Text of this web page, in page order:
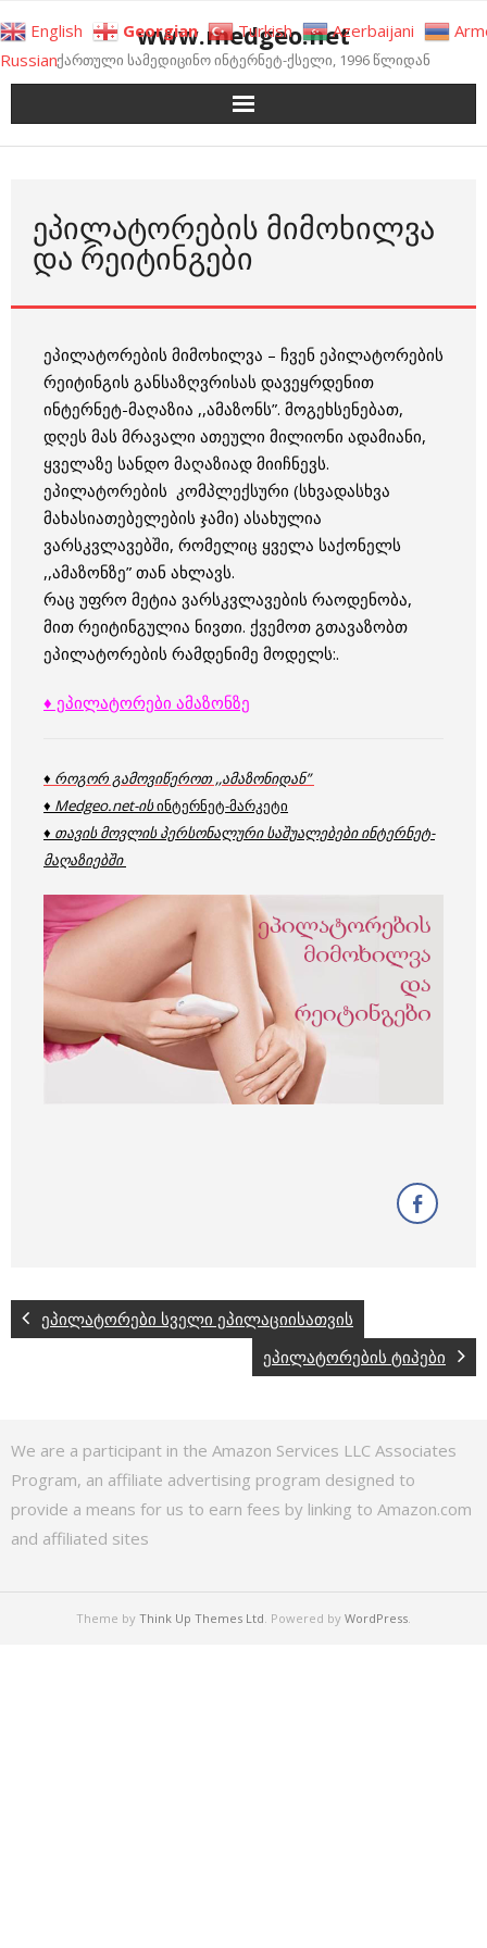
to
content
www.medgeo.net
ქართული სამედიცინო ინტერნეტ-ქსელი, 1996 წლიდან
ᲔᲞᲘᲚᲐᲢᲝᲠᲔᲑᲘᲡ ᲛᲘᲛᲝᲮᲘᲚᲕᲐ
ᲓᲐ ᲠᲔᲘᲢᲘᲜᲒᲔᲑᲘ
ეპილატორების მიმოხილვა – ჩვენ ეპილატორების
რეიტინგის განსაზღვრისას დავეყრდენით
ინტერნეტ-მაღაზია ,,ამაზონს”. მოგეხსენებათ,
დღეს მას მრავალი ათეული მილიონი ადამიანი,
ყველაზე სანდო მაღაზიად მიიჩნევს.
ეპილატორების კომპლექსური (სხვადასხვა
მახასიათებელების ჯამი) ასახულია
ვარსკვლავებში, რომელიც ყველა საქონელს
,,ამაზონზე” თან ახლავს.
რაც უფრო მეტია ვარსკვლავების რაოდენობა,
მით რეიტინგულია ნივთი. ქვემოთ გთავაზობთ
ეპილატორების რამდენიმე მოდელს:.
♦ ეპილატორები ამაზონზე
♦ როგორ გამოვიწეროთ ,,ამაზონიდან”
♦ Medgeo.net-ისინტერნეტ-მარკეტი
♦ თავის მოვლის პერსონალური საშუალებები ინტერნეტ-
მაღაზიებში
ეპილატორები სველი ეპილაციისათვის
ეპილატორების ტიპები
We are a participant in the Amazon Services LLC Associates
Program, an affiliate advertising program designed to
provide a means for us to earn fees by linking to Amazon.com
and affiliated sites
Theme by Think Up Themes Ltd . Powered by WordPress
English Georgian Turkish Azerbaijani
Russian